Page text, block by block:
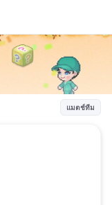
แมตช์ทีม